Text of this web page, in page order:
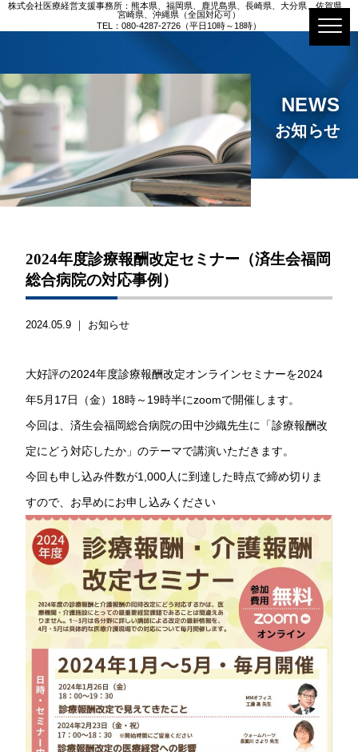
株式会社医療経営支援事務所：熊本県、福岡県、鹿児島県、長崎県、大分県、佐賀県、
宮崎県、沖縄県（全国対応可）
TEL：080-4287-2726（平日10時～18時）
NEWS
お知らせ
2024年度診療報酬改定セミナー（済生会福岡
総合病院の対応事例）
2024.05.9 ｜ お知らせ
大好評の2024年度診療報酬改定オンラインセミナーを2024
年5月17日（金）18時～19時半にzoomで開催します。
今回は、済生会福岡総合病院の田中沙織先生に「診療報酬改
定にどう対応したか」のテーマで講演いただきます。
今回も申し込み件数が1,000人に到達した時点で締め切りま
すので、お早めにお申し込みください